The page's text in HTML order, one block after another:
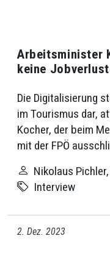
Arbeitsminister
keine
Die Digitalisierung
im Tourismus dar,
Kocher, der beim
mit der FPÖ
Nikolaus
Interview
2. Dez. 2023